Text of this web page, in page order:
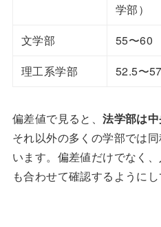
学部）
文学部
55〜60
理工系学部
52.5〜
偏差値で見ると、法学部は
それ以外の多くの学部では
います。偏差値だけでなく
も合わせて確認するようにし